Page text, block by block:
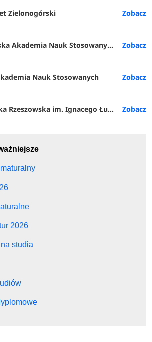
Zielonogórski
Nauk Stosowanych w Warszawie
Nauk Stosowanych
im. Ignacego Łukasiewicza
2026
studia